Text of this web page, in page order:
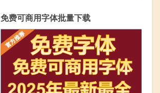
免费可商用字体批量下载